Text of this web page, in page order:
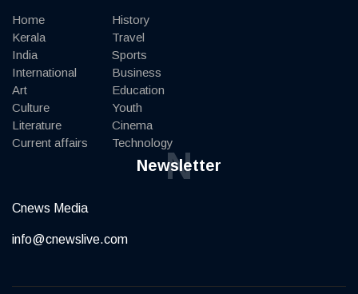
Home
Kerala
India
International
Art
Culture
Literature
Current affairs
History
Travel
Sports
Business
Education
Youth
Cinema
Technology
Newsletter
N
Cnews Media
info@cnewslive.com